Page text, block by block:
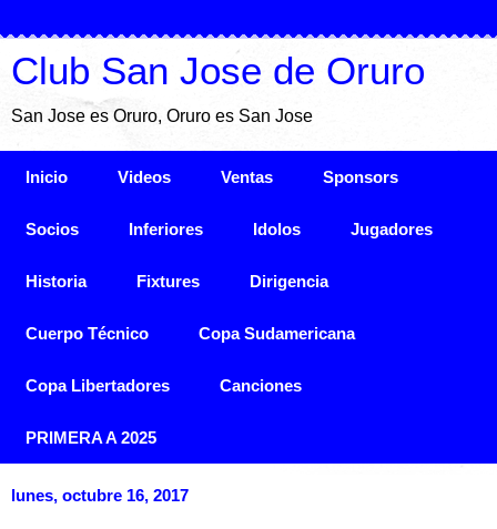
Club San Jose de Oruro
San Jose es Oruro, Oruro es San Jose
Inicio Videos Ventas Sponsors
Socios Inferiores Idolos Jugadores
Historia Fixtures Dirigencia
Cuerpo Técnico Copa Sudamericana
Copa Libertadores Canciones
PRIMERA A 2025
lunes, octubre 16, 2017